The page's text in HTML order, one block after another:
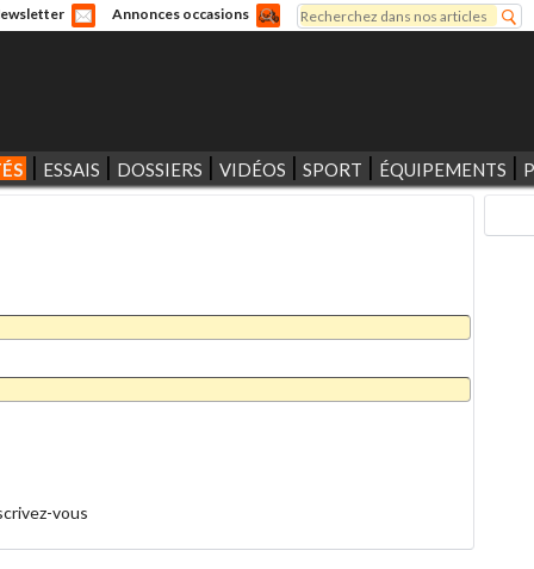
Annonces occasions
Formulaire de recherche
Rechercher
ESSAIS DOSSIERS VIDÉOS SPORT ÉQUIPEMENTS
vous